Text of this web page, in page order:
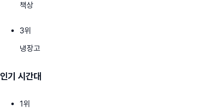
책상
3위
냉장고
인기 시간대
1위